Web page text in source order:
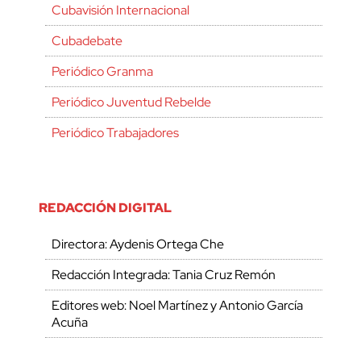
Cubavisión Internacional
Cubadebate
Periódico Granma
Periódico Juventud Rebelde
Periódico Trabajadores
REDACCIÓN DIGITAL
Directora: Aydenis Ortega Che
Redacción Integrada: Tania Cruz Remón
Editores web: Noel Martínez y Antonio García
Acuña